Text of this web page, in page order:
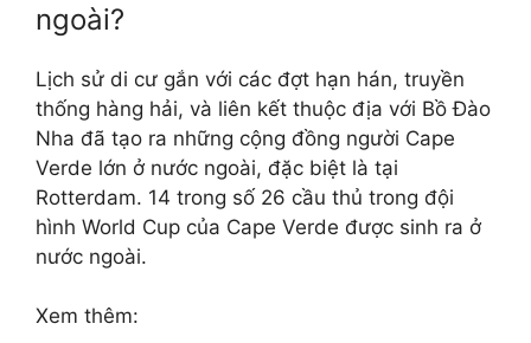
ngoài?
Lịch sử di cư gắn với các đợt hạn hán, truyền
thống hàng hải, và liên kết thuộc địa với Bồ Đào
Nha đã tạo ra những cộng đồng người Cape
Verde lớn ở nước ngoài, đặc biệt là tại
Rotterdam. 14 trong số 26 cầu thủ trong đội
hình World Cup của Cape Verde được sinh ra ở
nước ngoài.
Xem thêm: